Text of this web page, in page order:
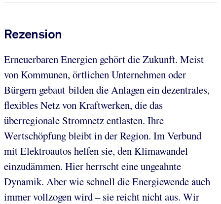
Rezension
Erneuerbaren Energien gehört die Zukunft. Meist
von Kommunen, örtlichen Unternehmen oder
Bürgern gebaut bilden die Anlagen ein dezentrales,
flexibles Netz von Kraftwerken, die das
überregionale Stromnetz entlasten. Ihre
Wertschöpfung bleibt in der Region. Im Verbund
mit Elektroautos helfen sie, den Klimawandel
einzudämmen. Hier herrscht eine ungeahnte
Dynamik. Aber wie schnell die Energiewende auch
immer vollzogen wird – sie reicht nicht aus. Wir